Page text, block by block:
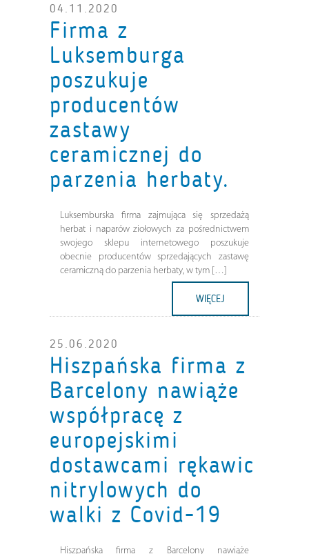
04.11.2020
Firma z
Luksemburga
poszukuje
producentów
zastawy
ceramicznej do
parzenia herbaty.
Luksemburska firma zajmująca się sprzedażą
herbat i naparów ziołowych za pośrednictwem
swojego sklepu internetowego poszukuje
obecnie producentów sprzedających zastawę
ceramiczną do parzenia herbaty, w tym […]
WIĘCEJ
25.06.2020
Hiszpańska firma z
Barcelony nawiąże
współpracę z
europejskimi
dostawcami rękawic
nitrylowych do
walki z Covid-19
Hiszpańska firma z Barcelony nawiąże